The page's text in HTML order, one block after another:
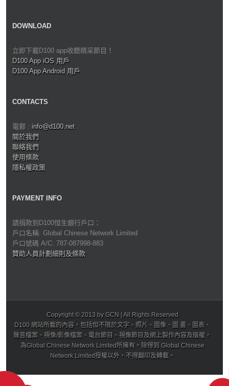
DOWNLOAD
立即下載D100 app收聽精采節目！
D100 App iOS 用戶
D100 App Android 用戶
CONTACTS
電郵 : info@d100.net
關於我們
聯絡我們
使用條款
隱私權政策
PAYMENT INFO
請捐款到D100恒生銀行戶口：
戶口名稱: Global Chinese Network Limited
戶口號碼 A/C: 787-087998-883
贊助人員計劃細則及條款
Copyright © 2013 by GCN | All Rights Reserved
D100 網站所載的內容，包括但不限於文字、照片、圖像、圖 畫、圖表、
聲音檔案、視像/影像檔案、電台節目、視像節目及網上製作內容及版權，
為Global Chinese Network Limited所擁有。除得到 Global Chinese
Network Limited授權以外，不得翻印及轉載。